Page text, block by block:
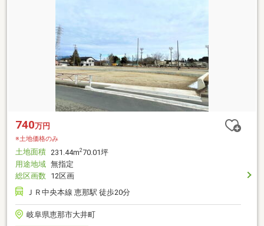
740万円
※土地価格のみ
土地面積 231.44m270.01坪
用途地域 無指定
総区画数 12区画
ＪＲ中央本線 恵那駅 徒歩20分
岐阜県恵那市大井町